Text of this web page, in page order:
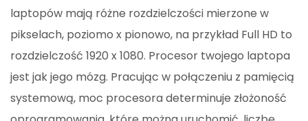
laptopów mają różne rozdzielczości mierzone w
pikselach, poziomo x pionowo, na przykład Full HD to
rozdzielczość 1920 x 1080. Procesor twojego laptopa
jest jak jego mózg. Pracując w połączeniu z pamięcią
systemową, moc procesora determinuje złożoność